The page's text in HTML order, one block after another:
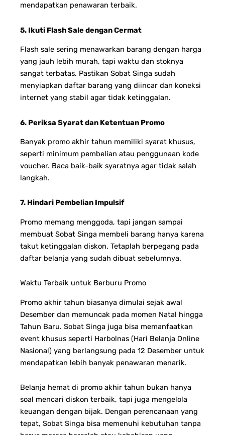
mendapatkan penawaran terbaik.
5. Ikuti Flash Sale dengan Cermat
Flash sale sering menawarkan barang dengan harga
yang jauh lebih murah, tapi waktu dan stoknya
sangat terbatas. Pastikan Sobat Singa sudah
menyiapkan daftar barang yang diincar dan koneksi
internet yang stabil agar tidak ketinggalan.
6. Periksa Syarat dan Ketentuan Promo
Banyak promo akhir tahun memiliki syarat khusus,
seperti minimum pembelian atau penggunaan kode
voucher. Baca baik-baik syaratnya agar tidak salah
langkah.
7. Hindari Pembelian Impulsif
Promo memang menggoda, tapi jangan sampai
membuat Sobat Singa membeli barang hanya karena
takut ketinggalan diskon. Tetaplah berpegang pada
daftar belanja yang sudah dibuat sebelumnya.
Waktu Terbaik untuk Berburu Promo
Promo akhir tahun biasanya dimulai sejak awal
Desember dan memuncak pada momen Natal hingga
Tahun Baru. Sobat Singa juga bisa memanfaatkan
event khusus seperti Harbolnas (Hari Belanja Online
Nasional) yang berlangsung pada 12 Desember untuk
mendapatkan lebih banyak penawaran menarik.
Belanja hemat di promo akhir tahun bukan hanya
soal mencari diskon terbaik, tapi juga mengelola
keuangan dengan bijak. Dengan perencanaan yang
tepat, Sobat Singa bisa memenuhi kebutuhan tanpa